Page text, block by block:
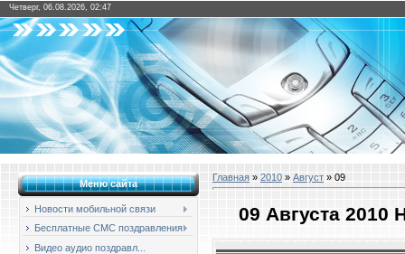
Четверг, 06.08.2026, 02:47
Меню сайта
Новости мобильной связи
Бесплатные СМС поздравления
Видео аудио поздравл...
Главная » 2010 » Август » 09
09 Августа 2010